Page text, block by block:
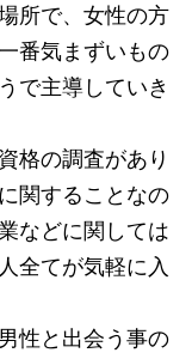
所で、女性の方
番気まずいもの
で主導していき
格の調査があり
関することなの
などに関しては
全てが気軽に入
性と出会う事の